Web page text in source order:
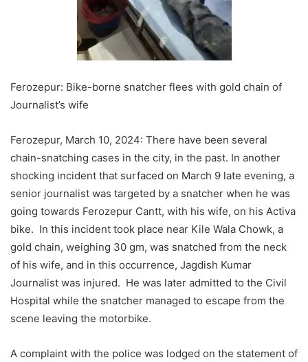
Ferozepur: Bike-borne snatcher flees with gold chain of
Journalist’s wife
Ferozepur, March 10, 2024: There have been several
chain-snatching cases in the city, in the past. In another
shocking incident that surfaced on March 9 late evening, a
senior journalist was targeted by a snatcher when he was
going towards Ferozepur Cantt, with his wife, on his Activa
bike. In this incident took place near Kile Wala Chowk, a
gold chain, weighing 30 gm, was snatched from the neck
of his wife, and in this occurrence, Jagdish Kumar
Journalist was injured. He was later admitted to the Civil
Hospital while the snatcher managed to escape from the
scene leaving the motorbike.
A complaint with the police was lodged on the statement of